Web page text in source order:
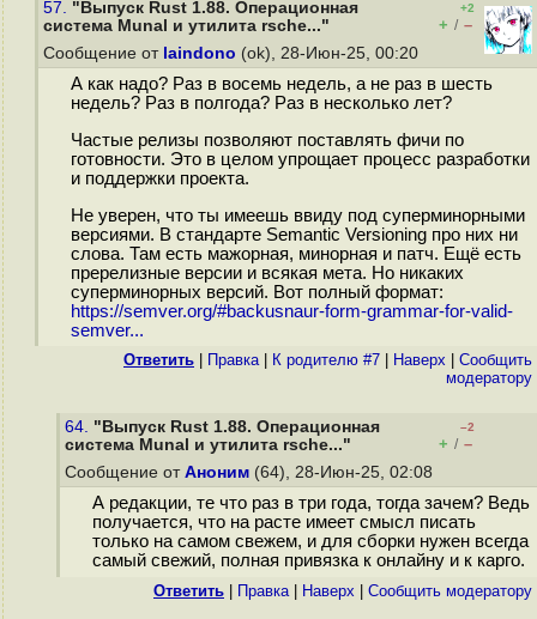
57. "Выпуск Rust 1.88. Операционная
система Munal и утилита rsche..."
+2
+ / –
Сообщение от laindono (ok), 28-Июн-25, 00:20
А как надо? Раз в восемь недель, а не раз в шесть
недель? Раз в полгода? Раз в несколько лет?
Частые релизы позволяют поставлять фичи по
готовности. Это в целом упрощает процесс разработки
и поддержки проекта.
Не уверен, что ты имеешь ввиду под суперминорными
версиями. В стандарте Semantic Versioning про них ни
слова. Там есть мажорная, минорная и патч. Ещё есть
пререлизные версии и всякая мета. Но никаких
суперминорных версий. Вот полный формат:
https://semver.org/#backusnaur-form-grammar-for-valid-
semver...
Ответить Правка| К родителю #7 Наверх
Cообщить
модератору
64. "Выпуск Rust 1.88. Операционная
система Munal и утилита rsche..."
–2
+ / –
Сообщение от Аноним (64), 28-Июн-25, 02:08
А редакции, те что раз в три года, тогда зачем? Ведь
получается, что на расте имеет смысл писать
только на самом свежем, и для сборки нужен всегда
самый свежий, полная привязка к онлайну и к карго.
Ответить Правка| Наверх Cообщить модератору